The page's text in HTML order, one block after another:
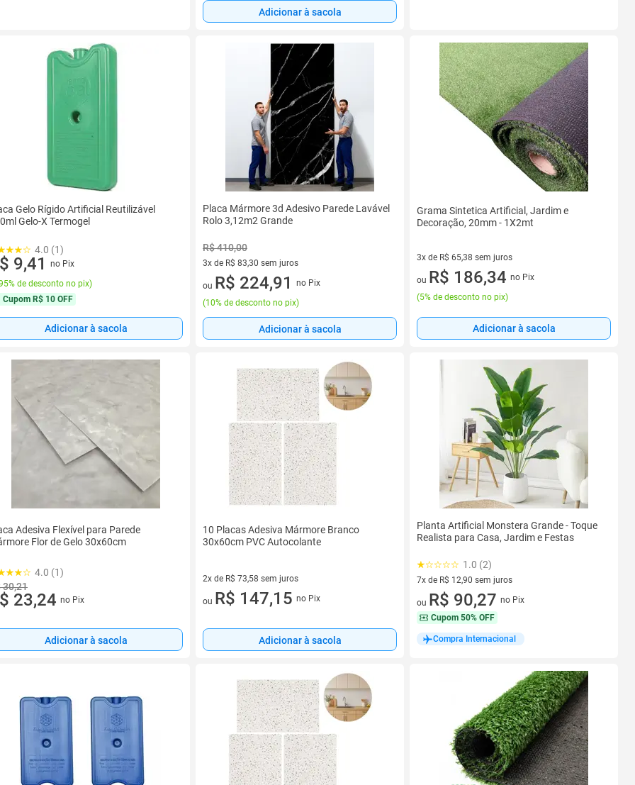
Adicionar à sacola
Gelo Rígido Artificial Reutilizável
Gelo-X Termogel
4.0 (1)
9,41
no Pix
de desconto no pix)
Cupom R$ 10 OFF
Adicionar à sacola
Placa Mármore 3d Adesivo Parede Lavável
Rolo 3,12m2 Grande
R$ 410,00
3x de R$ 83,30 sem juros
3 vez de R$ 83,30 sem juros
ou R$ 224,91
no Pix
(10% de desconto no pix)
Adicionar à sacola
Grama Sintetica Artificial, Jardim e
Decoração, 20mm - 1X2mt
3x de R$ 65,38 sem juros
3 vez de R$ 65,38 sem juros
ou R$ 186,34 no Pix
(5% de desconto no pix)
Adicionar à sacola
Adesiva Flexível para Parede
Flor de Gelo 30x60cm
4.0 (1)
30,21
23,24 no Pix
Adicionar à sacola
10 Placas Adesiva Mármore Branco
30x60cm PVC Autocolante
2x de R$ 73,58 sem juros
2 vez de R$ 73,58 sem juros
ou R$ 147,15 no Pix
Adicionar à sacola
Planta Artificial Monstera Grande - Toque
Realista para Casa, Jardim e Festas
1.0 (2)
7x de R$ 12,90 sem juros
7 vez de R$ 12,90 sem juros
ou R$ 90,27 no Pix
Cupom 50% OFF
Compra Internacional